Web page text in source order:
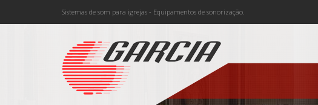
Sistemas de som para igrejas - Equipamentos de sonorização.